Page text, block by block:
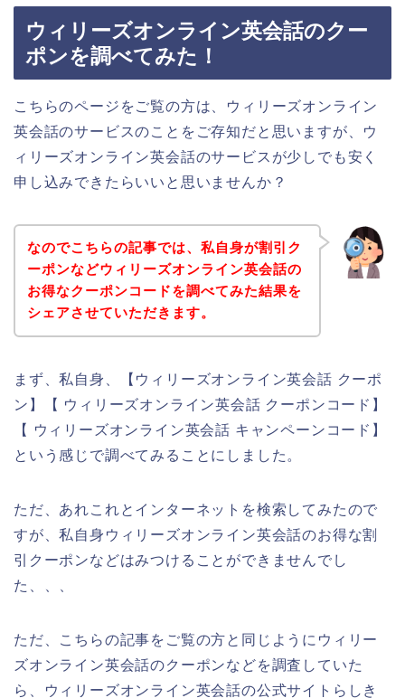
ウィリーズオンライン英会話のクー
ポンを調べてみた！
こちらのページをご覧の方は、ウィリーズオンライン
英会話のサービスのことをご存知だと思いますが、ウ
ィリーズオンライン英会話のサービスが少しでも安く
申し込みできたらいいと思いませんか？
なのでこちらの記事では、私自身が割引ク
ーポンなどウィリーズオンライン英会話の
お得なクーポンコードを調べてみた結果を
シェアさせていただきます。
まず、私自身、【ウィリーズオンライン英会話 クーポ
ン】【 ウィリーズオンライン英会話 クーポンコード】
【 ウィリーズオンライン英会話 キャンペーンコード】
という感じで調べてみることにしました。
ただ、あれこれとインターネットを検索してみたので
すが、私自身ウィリーズオンライン英会話のお得な割
引クーポンなどはみつけることができませんでし
た、、、
ただ、こちらの記事をご覧の方と同じようにウィリー
ズオンライン英会話のクーポンなどを調査していた
ら、ウィリーズオンライン英会話の公式サイトらしき